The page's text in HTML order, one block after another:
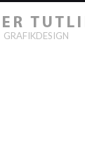
GRAFIKDESIGN